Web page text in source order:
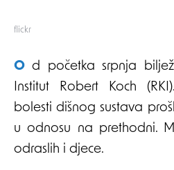
flickr
Od početka srpnja bilježi se rast, objavio je
Institut Robert Koch
bolesti dišnog sustava
u odnosu na prethodni.
odraslih i djece.